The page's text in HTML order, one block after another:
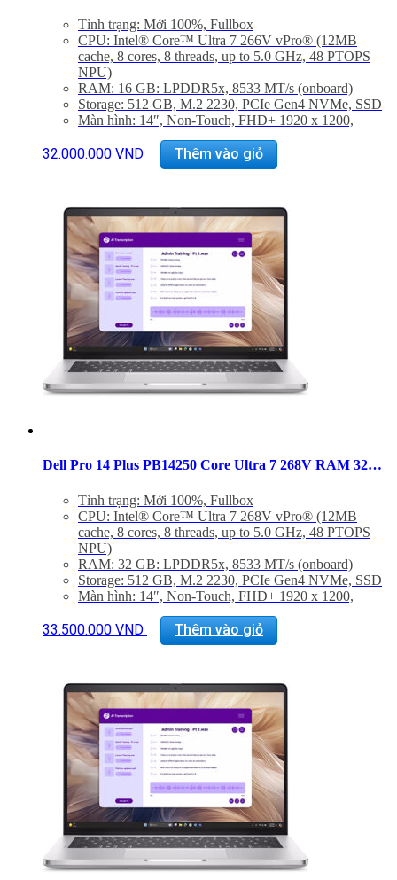
Tình trạng: Mới 100%, Fullbox
CPU: Intel® Core™ Ultra 7 266V vPro® (12MB
cache, 8 cores, 8 threads, up to 5.0 GHz, 48 PTOPS
NPU)
RAM: 16 GB: LPDDR5x, 8533 MT/s (onboard)
Storage: 512 GB, M.2 2230, PCIe Gen4 NVMe, SSD
Màn hình: 14″, Non-Touch, FHD+ 1920 x 1200,
Cam, 5G capable
GPU: Integrated Intel® Arc™ graphics for Intel®
Hệ điều hành: Windows 11 Pro, Copilot+ PC
Trọng lượng: 1.40 kg
32.000.000 VND Thêm vào giỏ
Dell Pro 14 Plus PB14250 Core Ultra 7 268V RAM 32GB SSD 512GB 14 inch FHD+ Windows 11
Tình trạng: Mới 100%, Fullbox
CPU: Intel® Core™ Ultra 7 268V vPro® (12MB
cache, 8 cores, 8 threads, up to 5.0 GHz, 48 PTOPS
NPU)
RAM: 32 GB: LPDDR5x, 8533 MT/s (onboard)
Storage: 512 GB, M.2 2230, PCIe Gen4 NVMe, SSD
Màn hình: 14″, Non-Touch, FHD+ 1920 x 1200,
Cam
GPU: Integrated Intel® Arc™ graphics for Intel®
Hệ điều hành: Windows 11 Pro, Copilot+ PC
Trọng lượng: 1.40 kg
33.500.000 VND Thêm vào giỏ